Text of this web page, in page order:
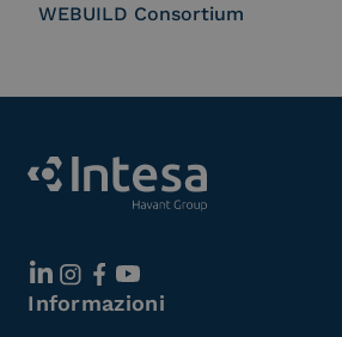
WEBUILD Consortium
Informazioni